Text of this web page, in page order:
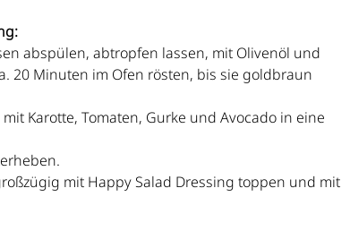
abspülen, abtropfen lassen, mit Olivenöl und
20 Minuten im Ofen rösten, bis sie goldbraun
Karotte, Tomaten, Gurke und Avocado in eine
mit Happy Salad Dressing toppen und mit